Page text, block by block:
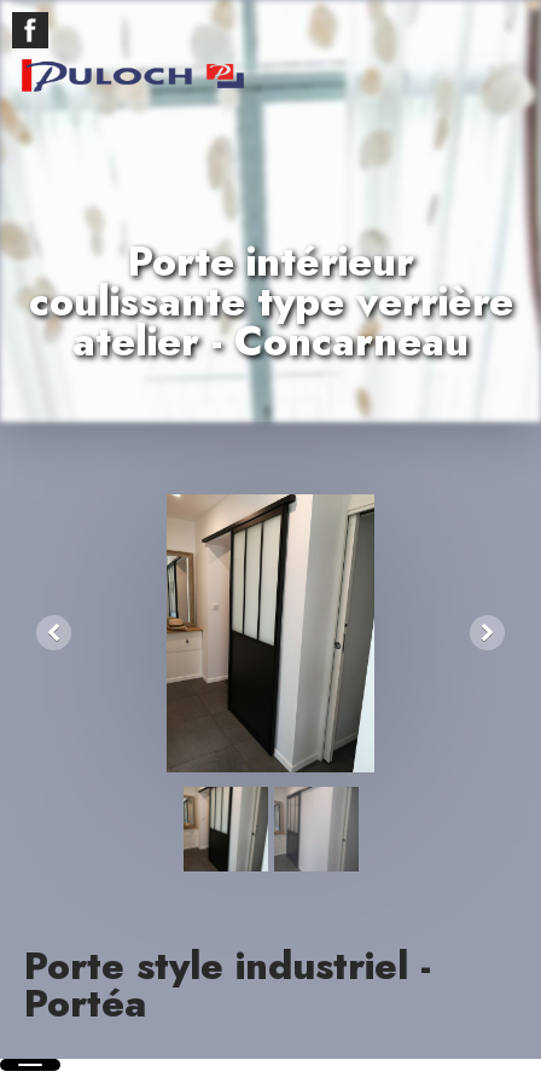
Porte intérieur
coulissante type verrière
atelier - Concarneau
Porte style industriel -
Portéa